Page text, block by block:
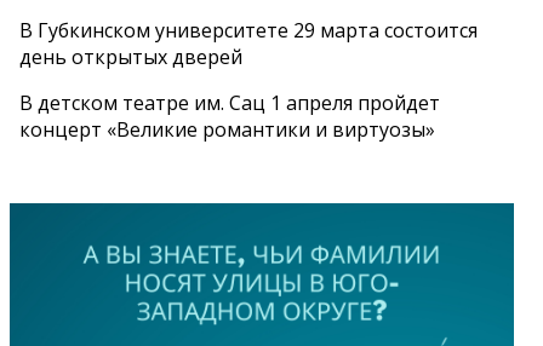
В Губкинском университете 29 марта состоится
день открытых дверей
В детском театре им. Сац 1 апреля пройдет
концерт «Великие романтики и виртуозы»